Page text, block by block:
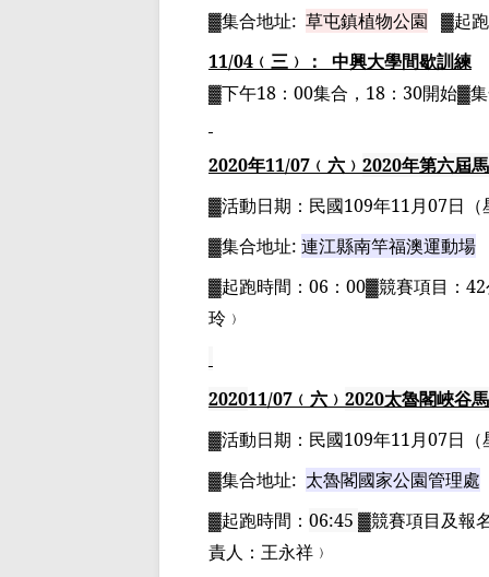
▓集合地址: 草屯鎮植物公園 ▓起
11/04 ﹙三﹚：
中興大學間歇訓練
▓下午18 ： 00集合， 18 ： 30開始▓
2020年11/07 ﹙六﹚ 2020年第六屆
▓活動日期： 民國109年11月07日
▓集合地址: 連江縣南竿福澳運動場
▓起跑時間： 06 ： 00▓競賽項目： 42
玲﹚
202011/07 ﹙六﹚ 2020太魯閣峽谷
▓活動日期： 民國109年11月07日
▓集合地址: 太魯閣國家公園管理處
▓起跑時間： 06:45 ▓競賽項目及報
責人： 王永祥 ﹚